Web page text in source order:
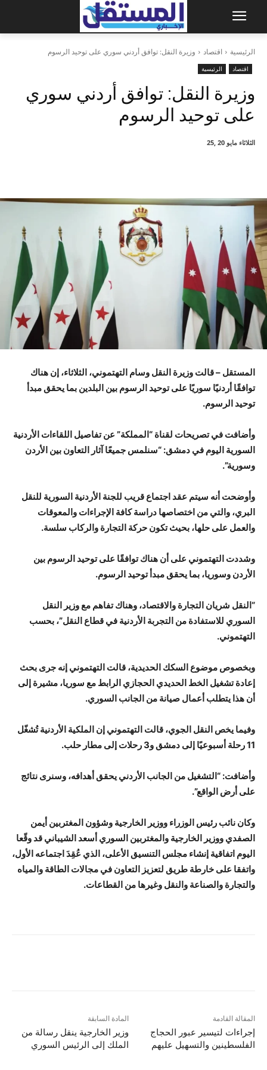
الرئيسية اقتصاد وزيرة النقل: توافق أردني سوري على توحيد الرسوم
اقتصاد الرئيسية
وزيرة النقل: توافق أردني سوري
على توحيد الرسوم
الثلاثاء مايو 20 ,25
المستقل – قالت وزيرة النقل وسام التهتموني، الثلاثاء، إن هناك
توافقًا أردنيًا سوريًا على توحيد الرسوم بين البلدين بما يحقق مبدأ
توحيد الرسوم.
وأضافت في تصريحات لقناة “المملكة” عن تفاصيل اللقاءات الأردنية
السورية اليوم في دمشق: “سنلمس جميعًا آثار التعاون بين الأردن
وسورية”.
وأوضحت أنه سيتم عقد اجتماع قريب للجنة الأردنية السورية للنقل
البري، والتي من اختصاصها دراسة كافة الإجراءات والمعوقات
والعمل على حلها، بحيث تكون حركة التجارة والركاب سلسة.
وشددت التهتموني على أن هناك توافقًا على توحيد الرسوم بين
الأردن وسوريا، بما يحقق مبدأ توحيد الرسوم.
“النقل شريان التجارة والاقتصاد، وهناك تفاهم مع وزير النقل
السوري للاستفادة من التجربة الأردنية في قطاع النقل”، بحسب
التهتموني.
وبخصوص موضوع السكك الحديدية، قالت التهتموني إنه جرى بحث
إعادة تشغيل الخط الحديدي الحجازي الرابط مع سوريا، مشيرة إلى
أن هذا يتطلب أعمال صيانة من الجانب السوري.
وفيما يخص النقل الجوي، قالت التهتموني إن الملكية الأردنية تُشغّل
11 رحلة أسبوعيًا إلى دمشق و3 رحلات إلى مطار حلب.
وأضافت: “التشغيل من الجانب الأردني يحقق أهدافه، وسنرى نتائج
على أرض الواقع”.
وكان نائب رئيس الوزراء ووزير الخارجية وشؤون المغتربين أيمن
الصفدي ووزير الخارجية والمغتربين السوري أسعد الشيباني قد وقّعا
اليوم اتفاقية إنشاء مجلس التنسيق الأعلى، الذي عُقِدَ اجتماعه الأول،
واتفقا على خارطة طريق لتعزيز التعاون في مجالات الطاقة والمياه
والتجارة والصناعة والنقل وغيرها من القطاعات.
المادة السابقة
وزير الخارجية ينقل رسالة من
الملك إلى الرئيس السوري
المقالة القادمة
إجراءات لتيسير عبور الحجاج
الفلسطينين والتسهيل عليهم